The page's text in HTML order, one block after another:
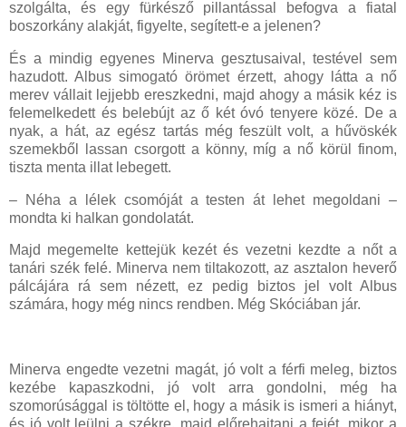
szolgálta, és egy fürkésző pillantással befogva a fiatal
boszorkány alakját, figyelte, segített-e a jelenen?
És a mindig egyenes Minerva gesztusaival, testével sem
hazudott. Albus simogató örömet érzett, ahogy látta a nő
merev vállait lejjebb ereszkedni, majd ahogy a másik kéz is
felemelkedett és belebújt az ő két óvó tenyere közé. De a
nyak, a hát, az egész tartás még feszült volt, a hűvöskék
szemekből lassan csorgott a könny, míg a nő körül finom,
tiszta menta illat lebegett.
– Néha a lélek csomóját a testen át lehet megoldani –
mondta ki halkan gondolatát.
Majd megemelte kettejük kezét és vezetni kezdte a nőt a
tanári szék felé. Minerva nem tiltakozott, az asztalon heverő
pálcájára rá sem nézett, ez pedig biztos jel volt Albus
számára, hogy még nincs rendben. Még Skóciában jár.
Minerva engedte vezetni magát, jó volt a férfi meleg, biztos
kezébe kapaszkodni, jó volt arra gondolni, még ha
szomorúsággal is töltötte el, hogy a másik is ismeri a hiányt,